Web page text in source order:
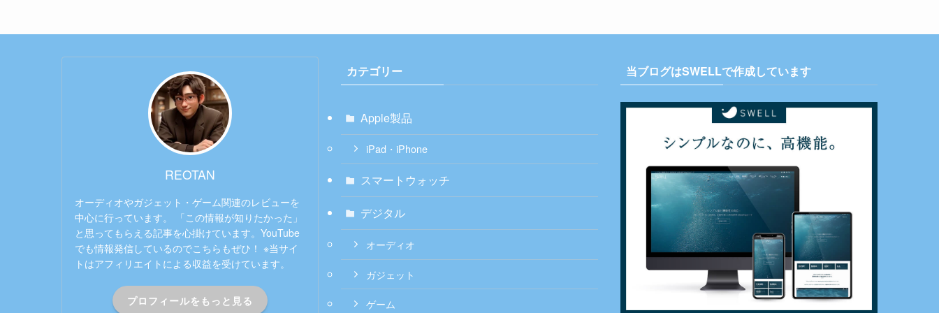
REOTAN
オーディオやガジェット・ゲーム関連のレビューを
中心に行っています。 「この情報が知りたかった」
と思ってもらえる記事を心掛けています。YouTube
でも情報発信しているのでこちらもぜひ！ ※当サイ
トはアフィリエイトによる収益を受けています。
プロフィールをもっと見る
カテゴリー
Apple製品
iPad・iPhone
スマートウォッチ
デジタル
オーディオ
ガジェット
ゲーム
当ブログはSWELLで作成しています